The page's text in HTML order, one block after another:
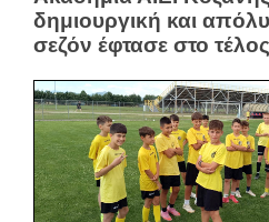
δημιουργική και
σεζόν έφτασε στο